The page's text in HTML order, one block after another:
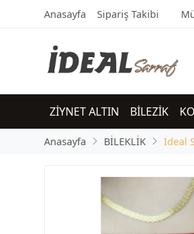
Anasayfa Sipariş Takibi
ZİYNET ALTIN BİLEZİK
Anasayfa BİLEKLİK İdeal